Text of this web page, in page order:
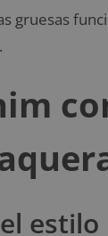
gruesas
estilo